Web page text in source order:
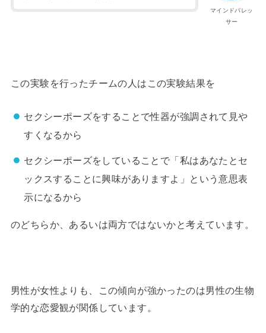
マインドパレッ
サー
この実験を行ったチームの人はこの実験結果を
セクシーポーズをすることで性器が強調されて見や
すくなるから
セクシーポーズをしていることで「私はあなたとセ
ックスすることに興味がありますよ」という意思表
示になるから
のどちらか、あるいは両方ではないかと考えています。
男性が女性よりも、この傾向が強かったのは男性の生物
学的な恋愛観が関係しています。